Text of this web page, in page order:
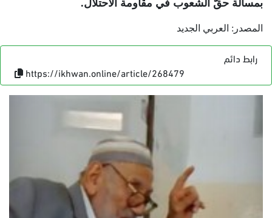
بمسألة حقّ الشعوب في مقاومة الاحتلال.
المصدر: العربي الجديد
رابط دائم
https://ikhwan.online/article/268479